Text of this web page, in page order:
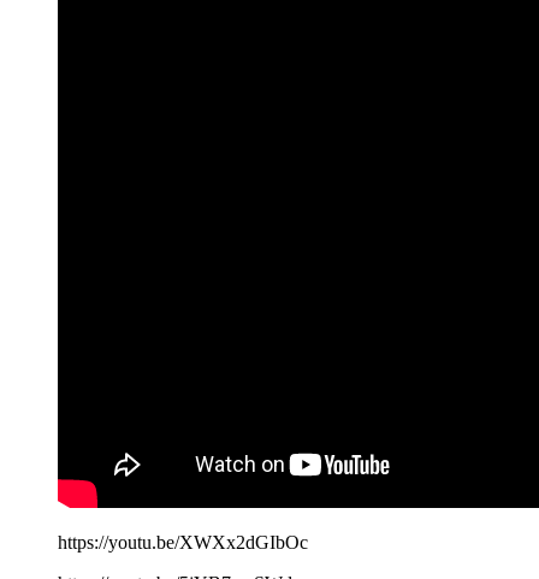
https://youtu.be/XWXx2dGIbOc